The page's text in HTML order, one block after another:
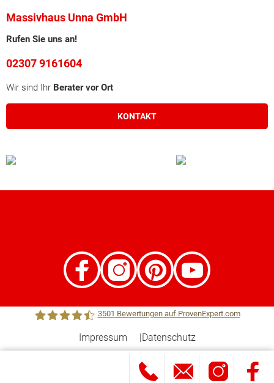
Massivhaus Unna GmbH
Rufen Sie uns an!
02307 9161604
Wir sind Ihr Berater vor Ort
KONTAKT
Town &Country Haus Lizenzgeber GmbH
3501 Bewertungen auf ProvenExpert.com
Impressum Datenschutz